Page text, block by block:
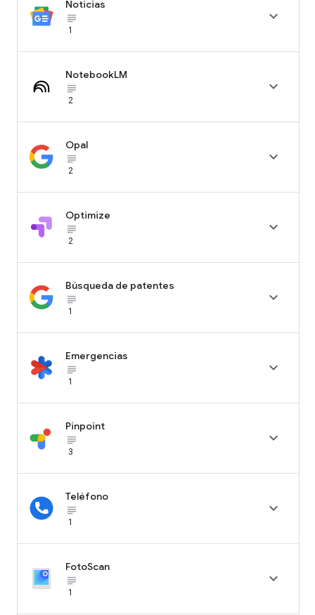
Noticias
subject_black
1

NotebookLM
subject_black
2

Opal
subject_black
2

Optimize
subject_black
2

Búsqueda de patentes
subject_black
1

Emergencias
subject_black
1

Pinpoint
subject_black
3

Teléfono
subject_black
1

FotoScan
subject_black
1
